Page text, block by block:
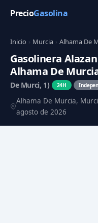
PrecioGasolina
Inicio › Murcia › Alhama De
Gasolinera
Alhama De
De Murci, 1)
24H
Alhama De Murcia,
agosto de 2026